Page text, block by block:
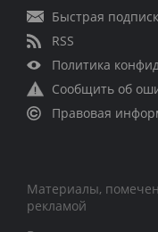
Быстрая
RSS
Политика
Сообщить об
Правовая
Материалы,
рекламой